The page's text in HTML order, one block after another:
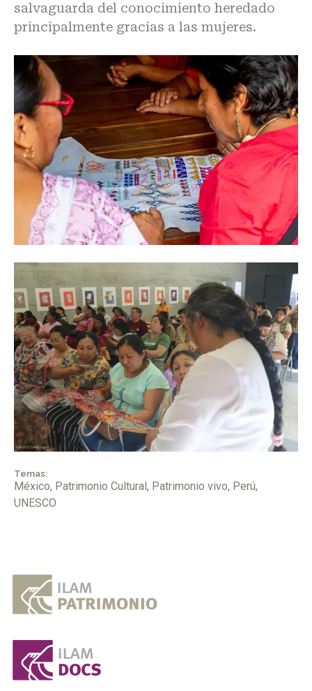
salvaguarda del conocimiento heredado
principalmente gracias a las mujeres.
Temas:
México, Patrimonio Cultural , Patrimonio vivo, Perú,
UNESCO